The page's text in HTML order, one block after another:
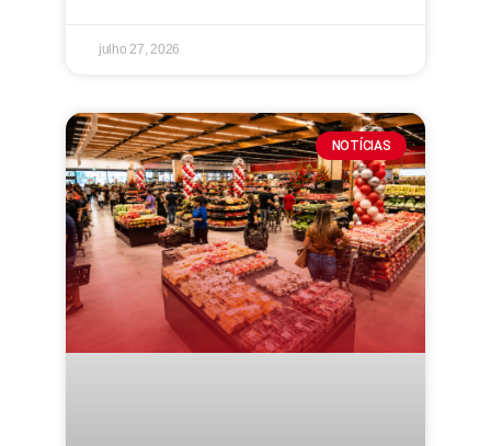
julho 27, 2026
NOTÍCIAS